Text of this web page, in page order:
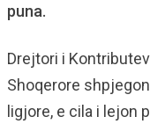
puna.
Drejtori i
Shoqerore
ligjore, e cila i lejon